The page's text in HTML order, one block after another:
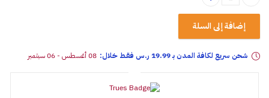
إضافة إلى السلة
شحن سريع لكافة المدن بـ 19.99 ر.س فقـط خلال: 08 أغسطس - 06 سبتمبر